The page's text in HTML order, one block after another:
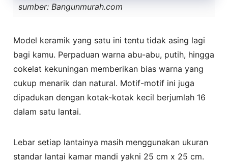
sumber: Bangunmurah.com
Model keramik yang satu ini tentu tidak asing lagi
bagi kamu. Perpaduan warna abu-abu, putih, hingga
cokelat kekuningan memberikan bias warna yang
cukup menarik dan natural. Motif-motif ini juga
dipadukan dengan kotak-kotak kecil berjumlah 16
dalam satu lantai.
Lebar setiap lantainya masih menggunakan ukuran
standar lantai kamar mandi yakni 25 cm x 25 cm.